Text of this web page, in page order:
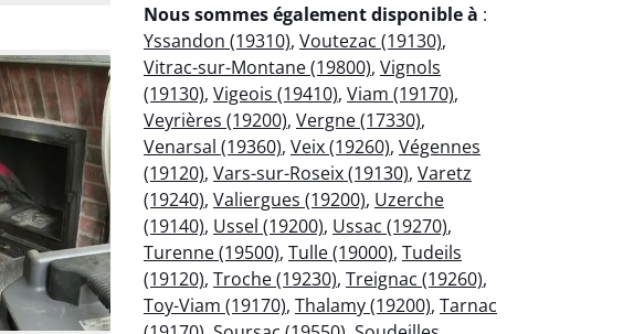
Nous sommes également disponible à :
Yssandon (19310), Voutezac (19130),
Vitrac-sur-Montane (19800), Vignols
(19130), Vigeois (19410), Viam (19170),
Veyrières (19200), Vergne (17330),
Venarsal (19360), Veix (19260), Végennes
(19120), Vars-sur-Roseix (19130), Varetz
(19240), Valiergues (19200), Uzerche
(19140), Ussel (19200), Ussac (19270),
Turenne (19500), Tulle (19000), Tudeils
(19120), Troche (19230), Treignac (19260),
Toy-Viam (19170), Thalamy (19200), Tarnac